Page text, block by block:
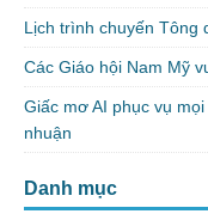
Lịch trình chuyến Tông
Các Giáo hội Nam Mỹ
Giấc mơ AI phục vụ
nhuận
Danh mục